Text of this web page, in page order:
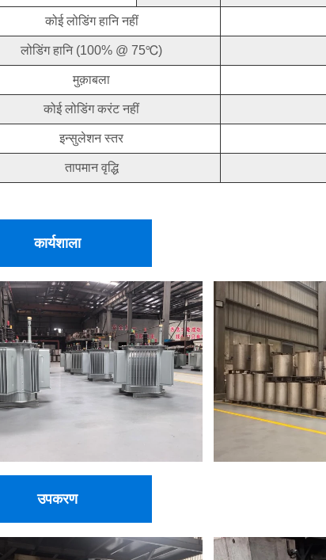
कोई लोडिंग हानि नहीं
लोडिंग हानि (100% @ 75℃)
मुक़ाबला
कोई लोडिंग करंट नहीं
इन्सुलेशन स्तर
तापमान वृद्धि
कार्यशाला
उपकरण